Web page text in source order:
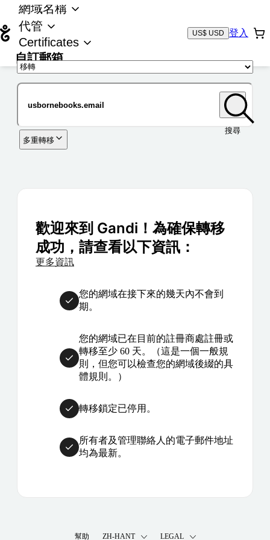
網域名稱
代管
Certificates
自訂郵箱
US$ USD 登入
搜尋
多重轉移
歡迎來到 Gandi！為確保轉移
成功，請查看以下資訊：
更多資訊
您的網域在接下來的幾天內不會到
期。
您的網域已在目前的註冊商處註冊或
轉移至少 60 天。（這是一個一般規
則，但您可以檢查您的網域後綴的具
體規則。）
轉移鎖定已停用。
所有者及管理聯絡人的電子郵件地址
均為最新。
幫助 ZH-HANT LEGAL